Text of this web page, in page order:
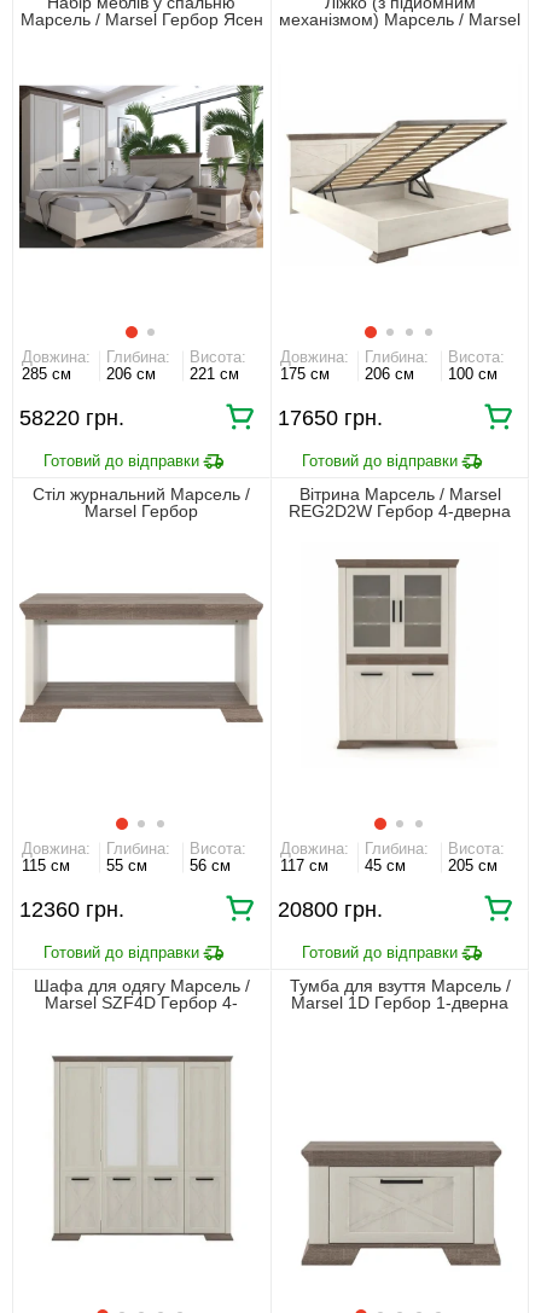
СПЛАЧУЙ АВАНС, А РЕШТУ ПРИ ОТРИМАННІ
ЗБІРКА МЕБЛІВ
99,9% ЗАДОВОЛЕНИХ КЛІЄНТІВ
Марсель / Marsel Гербор Ясен
Довжина:
285 см
Глибина:
206 см
Висота:
221 см
58220 грн.
механізмом) Марсель / Marsel
Довжина:
175 см
Глибина:
206 см
Висота:
100 см
17650 грн.
Стіл журнальний Марсель /
Marsel Гербор
Довжина:
115 см
Глибина:
55 см
Висота:
56 см
12360 грн.
Вітрина Марсель / Marsel
REG2D2W Гербор 4-дверна
Довжина:
117 см
Глибина:
45 см
Висота:
205 см
20800 грн.
Шафа для одягу Марсель /
Marsel SZF4D Гербор 4-
Тумба для взуття Марсель /
Marsel 1D Гербор 1-дверна